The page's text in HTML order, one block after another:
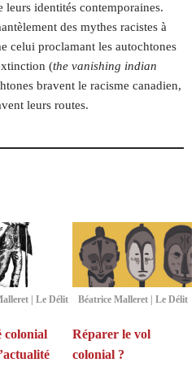
leurs identités contemporaines.
des mythes racistes à
celui proclamant les autochtones
(the vanishing indian
bravent le racisme canadien,
leurs routes.
| Le Délit
colonial
Béatrice Malleret | Le Délit
Réparer le vol
colonial ?